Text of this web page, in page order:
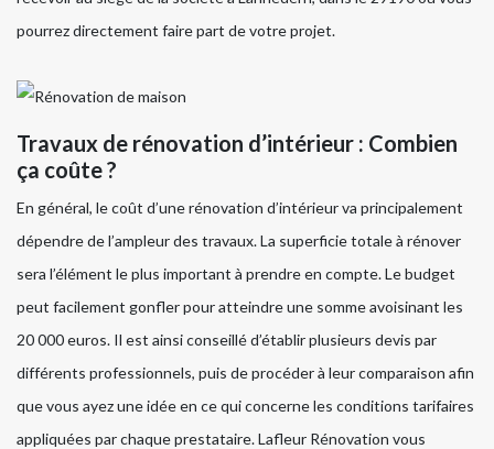
pourrez directement faire part de votre projet.
Travaux de rénovation d’intérieur : Combien
ça coûte ?
En général, le coût d’une rénovation d’intérieur va principalement
dépendre de l’ampleur des travaux. La superficie totale à rénover
sera l’élément le plus important à prendre en compte. Le budget
peut facilement gonfler pour atteindre une somme avoisinant les
20 000 euros. Il est ainsi conseillé d’établir plusieurs devis par
différents professionnels, puis de procéder à leur comparaison afin
que vous ayez une idée en ce qui concerne les conditions tarifaires
appliquées par chaque prestataire. Lafleur Rénovation vous